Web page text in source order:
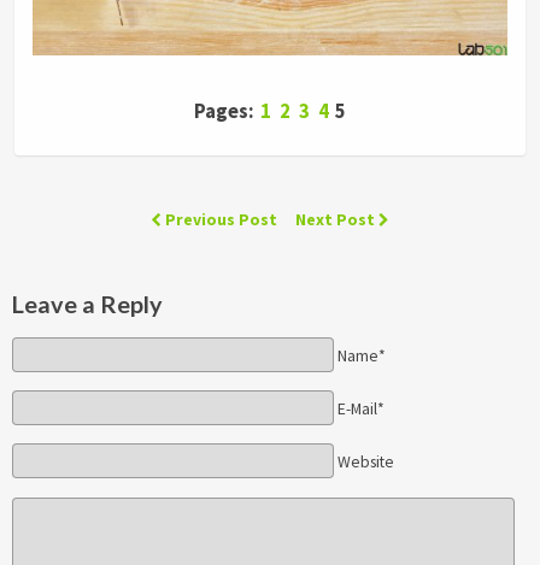
Pages: 1 2 3 4 5
Previous Post Next Post
Leave a Reply
Name*
E-Mail*
Website